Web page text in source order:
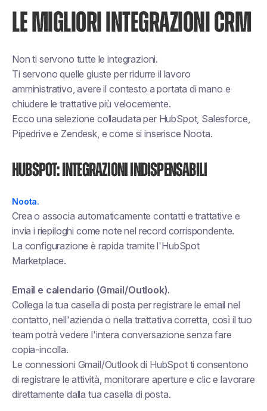
LE MIGLIORI INTEGRAZIONI CRM
Non ti servono tutte le integrazioni.
Ti servono quelle giuste per ridurre il lavoro
amministrativo, avere il contesto a portata di mano e
chiudere le trattative più velocemente.
Ecco una selezione collaudata per HubSpot, Salesforce,
Pipedrive e Zendesk, e come si inserisce Noota.
HubSpot: integrazioni indispensabili
Noota.
Crea o associa automaticamente contatti e trattative e
invia i riepiloghi come note nel record corrispondente.
La configurazione è rapida tramite l'HubSpot
Marketplace.
Email e calendario (Gmail/Outlook).
Collega la tua casella di posta per registrare le email nel
contatto, nell'azienda o nella trattativa corretta, così il tuo
team potrà vedere l'intera conversazione senza fare
copia-incolla.
Le connessioni Gmail/Outlook di HubSpot ti consentono
di registrare le attività, monitorare aperture e clic e lavorare
direttamente dalla tua casella di posta.